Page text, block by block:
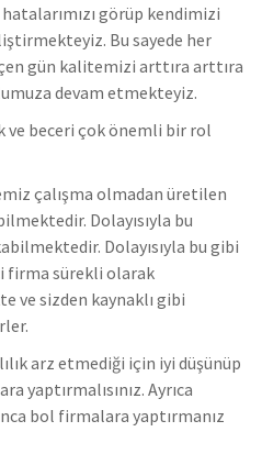
hatalarımızı görüp kendimizi
Bu sayede her
gün kalitemizi arttıra arttıra
devam etmekteyiz.
ve beceri çok önemli bir rol
çalışma olmadan üretilen
Dolayısıyla bu
Dolayısıyla bu gibi
firma sürekli olarak
ve sizden kaynaklı gibi
arz etmediği için iyi düşünüp
yaptırmalısınız. Ayrıca
bol firmalara yaptırmanız